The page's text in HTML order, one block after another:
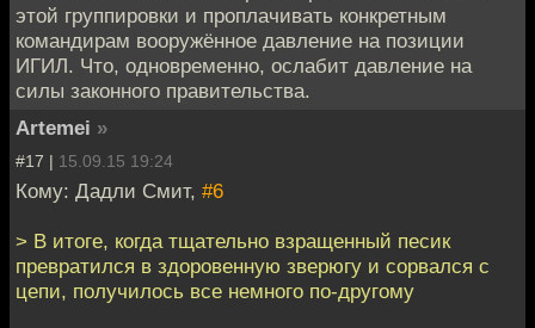
этой группировки и проплачивать конкретным
командирам вооружённое давление на позиции
ИГИЛ. Что, одновременно, ослабит давление на
силы законного правительства.
Artemei »
#17 | 15.09.15 19:24
Кому: Дадли Смит, #6
> В итоге, когда тщательно взращенный песик
превратился в здоровенную зверюгу и сорвался с
цепи, получилось все немного по-другому